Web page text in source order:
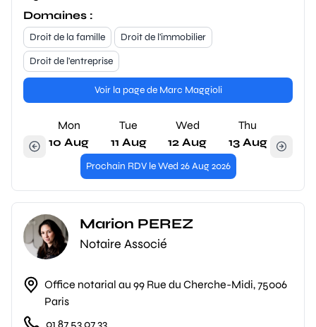
Domaines :
Droit de la famille
Droit de l'immobilier
Droit de l'entreprise
Voir la page de Marc Maggioli
Mon
10 Aug
Tue
11 Aug
Wed
12 Aug
Thu
13 Aug
Prochain RDV le Wed 26 Aug 2026
Marion PEREZ
Notaire Associé
Office notarial au 99 Rue du Cherche-Midi, 75006
Paris
01 87 53 07 33